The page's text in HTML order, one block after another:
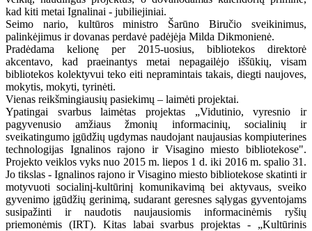
kad kiti metai Ignalinai - jubiliejiniai.
Seimo nario, kultūros ministro Šarūno Biručio sveikinimus,
palinkėjimus ir dovanas perdavė padėjėja Milda Dikmonienė.
Pradėdama kelionę per 2015-uosius, bibliotekos direktorė
akcentavo, kad praeinantys metai nepagailėjo iššūkių, visam
bibliotekos kolektyvui teko eiti nepramintais takais, diegti naujoves,
mokytis, mokyti, tyrinėti.
Vienas reikšmingiausių pasiekimų – laimėti projektai.
Ypatingai svarbus laimėtas projektas „Vidutinio, vyresnio ir
pagyvenusio amžiaus žmonių informacinių, socialinių ir
sveikatingumo įgūdžių ugdymas naudojant naujausias kompiuterines
technologijas Ignalinos rajono ir Visagino miesto bibliotekose".
Projekto veiklos vyks nuo 2015 m. liepos 1 d. iki 2016 m. spalio 31.
Jo tikslas - Ignalinos rajono ir Visagino miesto bibliotekose skatinti ir
motyvuoti socialinį-kultūrinį komunikavimą bei aktyvaus, sveiko
gyvenimo įgūdžių gerinimą, sudarant geresnes sąlygas gyventojams
susipažinti ir naudotis naujausiomis informacinėmis ryšių
priemonėmis (IRT). Kitas labai svarbus projektas - „Kultūrinis